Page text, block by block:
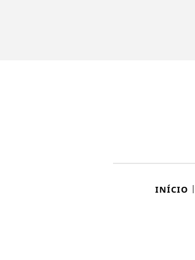
INÍCIO |